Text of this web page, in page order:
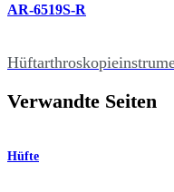
AR-6519S-R
Verwandte Seiten
Hüfte